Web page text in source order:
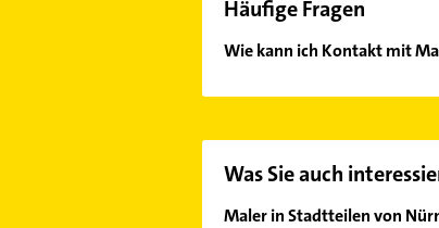
Häufige Fragen
Wie kann ich Kontakt mit
Was Sie auch
Maler in Stadtteilen von